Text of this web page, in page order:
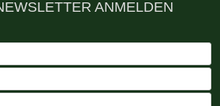
ANMELDEN